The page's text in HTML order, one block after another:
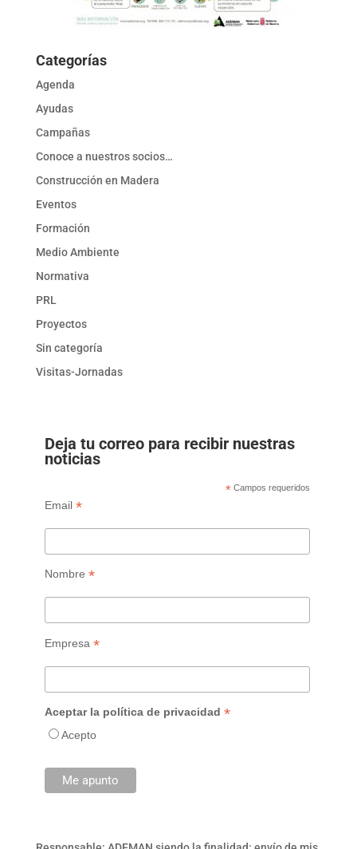
Categorías
Agenda
Ayudas
Campañas
Conoce a nuestros socios…
Construcción en Madera
Eventos
Formación
Medio Ambiente
Normativa
PRL
Proyectos
Sin categoría
Visitas-Jornadas
Deja tu correo para recibir nuestras
noticias
* Campos requeridos
Email *
Nombre *
Empresa *
Aceptar la política de privacidad *
Acepto